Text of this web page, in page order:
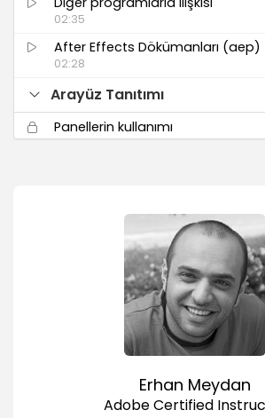
02:35
After Effects Dökümanları (aep)
02:28
Arayüz Tanıtımı
Panellerin kullanımı
03:03
Doküman çağırma
Adobe Bridge üzerinde videoları
Kompozisyon anlama ve
Composition)
Katmanlarla Çalışma
Erhan Meydan
Adobe Certified